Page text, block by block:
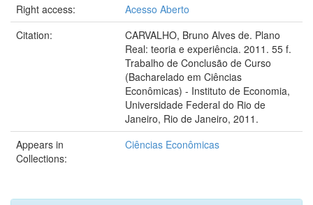
Right access:
Acesso Aberto
Citation:
CARVALHO, Bruno Alves de. Plano
Real: teoria e experiência. 2011. 55 f.
Trabalho de Conclusão de Curso
(Bacharelado em Ciências
Econômicas) - Instituto de Economia,
Universidade Federal do Rio de
Janeiro, Rio de Janeiro, 2011.
Appears in
Collections:
Ciências Econômicas